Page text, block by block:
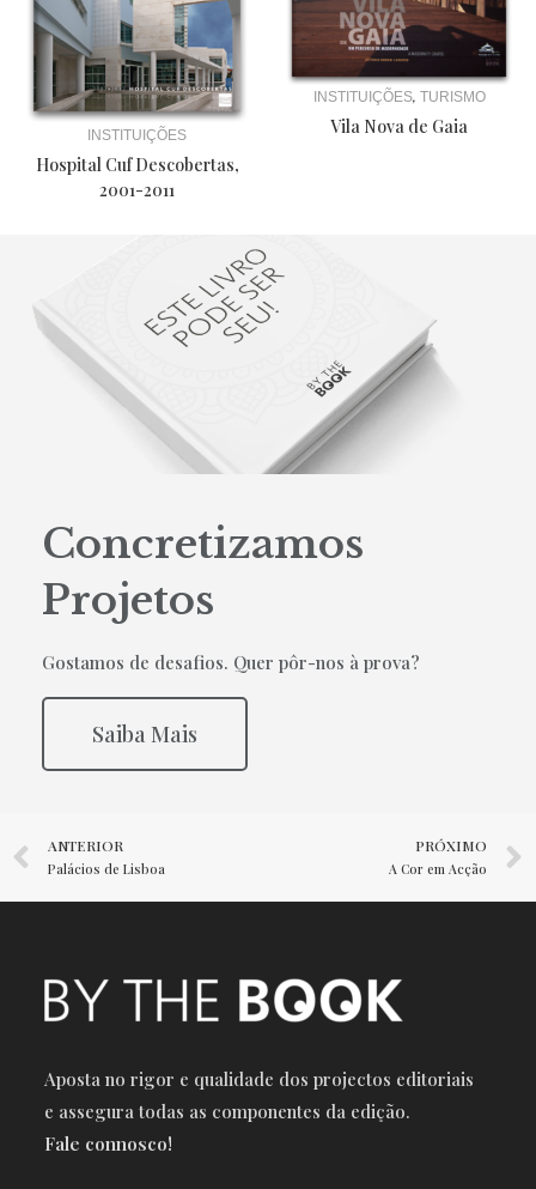
INSTITUIÇÕES
Hospital Cuf Descobertas,
2001-2011
INSTITUIÇÕES, TURISMO
Vila Nova de Gaia
Concretizamos
Projetos
Gostamos de desafios. Quer pôr-nos à prova?
Saiba Mais
ANTERIOR
Palácios de Lisboa
PRÓXIMO
A Cor em Acção
Aposta no rigor e qualidade dos projectos editoriais
e assegura todas as componentes da edição.
Fale connosco!